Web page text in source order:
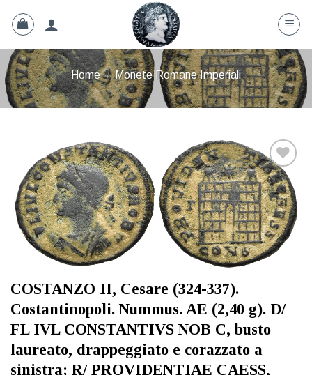
Home / Monete Romane Imperiali
Aggiungi
a lista
dei
desideri
COSTANZO II, Cesare (324-337).
Costantinopoli. Nummus. AE (2,40 g). D/
FL IVL CONSTANTIVS NOB C, busto
laureato, drappeggiato e corazzato a
sinistra; R/ PROVIDENTIAE CAESS,